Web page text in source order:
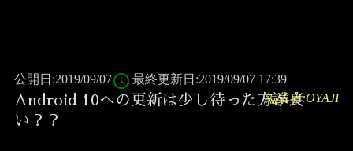
公開日:2019/09/07access_time 最終更新日:2019/09/07 17:39
Android 10への更新は少し待った方が良
い？？
編集者:OYAJI